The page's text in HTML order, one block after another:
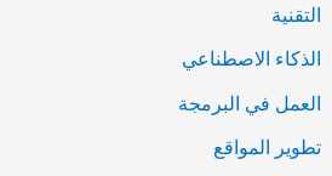
التقنية
الذكاء الاصطناعي
العمل في البرمجة
تطوير المواقع